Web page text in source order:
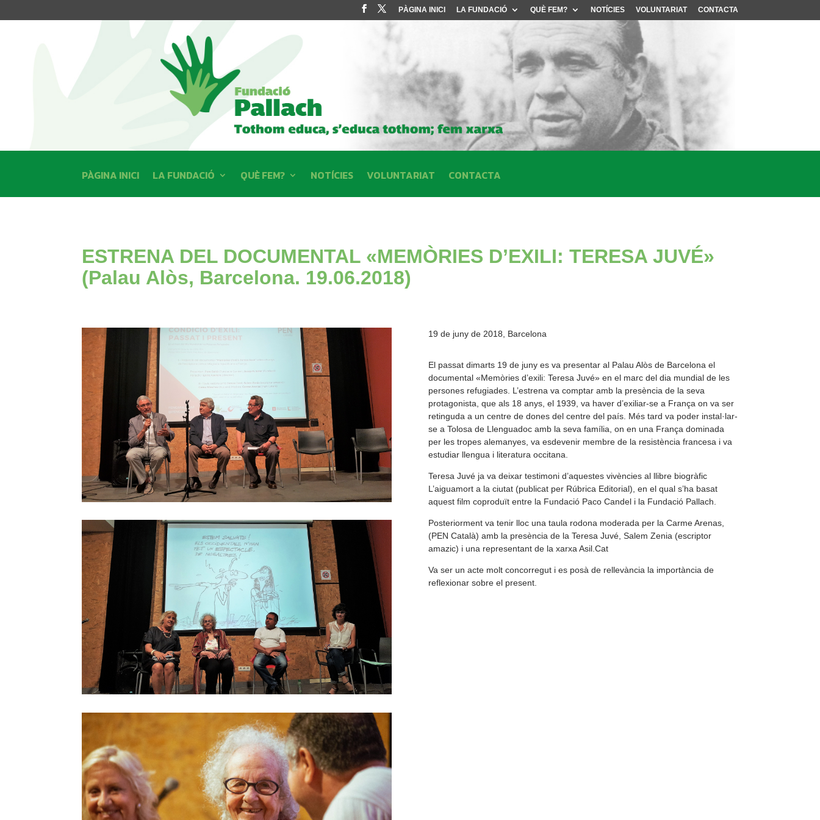
PÀGINA INICI LA FUNDACIÓ QUÈ FEM? NOTÍCIES VOLUNTARIAT CONTACTA
PÀGINA INICI LA FUNDACIÓ QUÈ FEM? NOTÍCIES VOLUNTARIAT CONTACTA
ESTRENA DEL DOCUMENTAL «MEMÒRIES D’EXILI: TERESA JUVÉ»
(Palau Alòs, Barcelona. 19.06.2018)
19 de juny de 2018, Barcelona
El passat dimarts 19 de juny es va presentar al Palau Alòs de Barcelona el
documental «Memòries d’exili: Teresa Juvé» en el marc del dia mundial de les
persones refugiades. L’estrena va comptar amb la presència de la seva
protagonista, que als 18 anys, el 1939, va haver d’exiliar-se a França on va ser
retinguda a un centre de dones del centre del país. Més tard va poder instal·lar-
se a Tolosa de Llenguadoc amb la seva família, on en una França dominada
per les tropes alemanyes, va esdevenir membre de la resistència francesa i va
estudiar llengua i literatura occitana.
Teresa Juvé ja va deixar testimoni d’aquestes vivències al llibre biogràfic
L’aiguamort a la ciutat (publicat per Rúbrica Editorial), en el qual s’ha basat
aquest film coproduït entre la Fundació Paco Candel i la Fundació Pallach.
Posteriorment va tenir lloc una taula rodona moderada per la Carme Arenas,
(PEN Català) amb la presència de la Teresa Juvé, Salem Zenia (escriptor
amazic) i una representant de la xarxa Asil.Cat
Va ser un acte molt concorregut i es posà de rellevància la importància de
reflexionar sobre el present.